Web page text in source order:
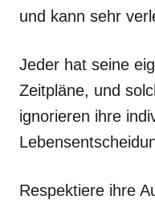
und kann sehr
Jeder hat seine
Zeitpläne, und
ignorieren ihre
Respektiere ihre